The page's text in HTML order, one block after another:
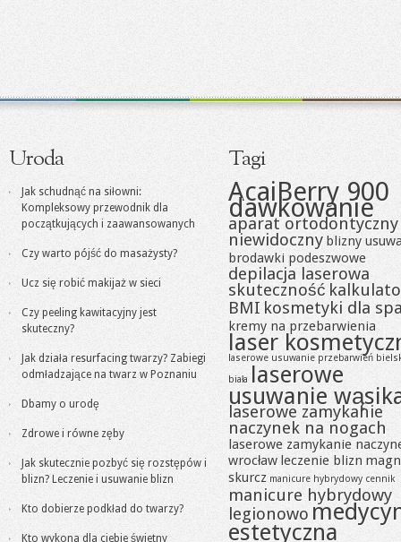
Uroda
Jak schudnąć na siłowni:
Kompleksowy przewodnik dla
początkujących i zaawansowanych
Czy warto pójść do masażysty?
Ucz się robić makijaż w sieci
Czy peeling kawitacyjny jest
skuteczny?
Jak działa resurfacing twarzy? Zabiegi
odmładzające na twarz w Poznaniu
Dbamy o urodę
Zdrowe i równe zęby
Jak skutecznie pozbyć się rozstępów i
blizn? Leczenie i usuwanie blizn
Kto dobierze podkład do twarzy?
Kto wykona dla ciebie świetny
Tagi
AcaiBerry 900
dawkowanie
aparat ortodontyczny
niewidoczny blizny
brodawki podeszwowe
depilacja laserowa
skuteczność
BMI kosmetyki dla
kremy na przebarwienia
laser
laserowe usuwanie przebarwień
biała laserowe
usuwanie
laserowe zamykanie
naczynek na nogach
laserowe zamykanie
wrocław leczenie blizn
skurcz manicure hybrydowy cennik
manicure hybrydowy
legionowo
estetyczna